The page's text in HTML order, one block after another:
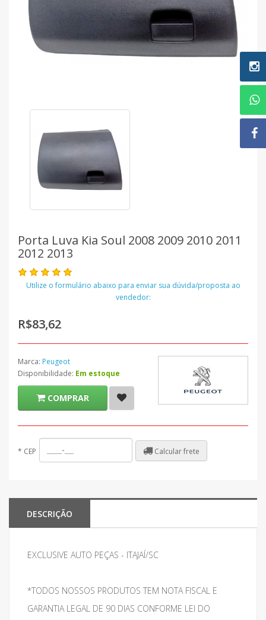
Porta Luva Kia Soul 2008 2009 2010 2011
2012 2013
Utilize o formulário abaixo para enviar sua dúvida/proposta ao
vendedor:
R$83,62
Marca: Peugeot
Disponibilidade: Em estoque
COMPRAR
* CEP Calcular frete
DESCRIÇÃO
EXCLUSIVE AUTO PEÇAS - ITAJAÍ/SC
*TODOS NOSSOS PRODUTOS TEM NOTA FISCAL E
GARANTIA LEGAL DE 90 DIAS CONFORME LEI DO